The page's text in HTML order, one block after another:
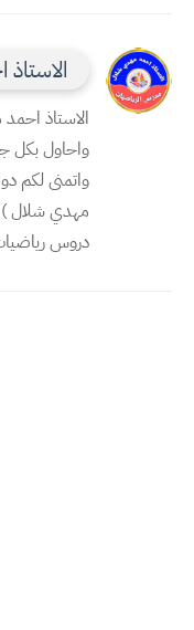
الاستاذ
واحاول بكل
واتمنى لكم
مهدي شلال )
دروس